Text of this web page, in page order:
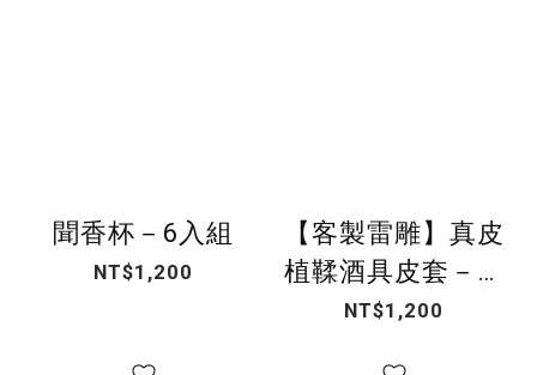
聞香杯－6入組
NT$1,200
【客製雷雕】真皮
植鞣酒具皮套－共
2色
NT$1,200